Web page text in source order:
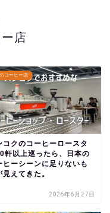
店
コーヒー店
コクのコーヒーロースタ
軒以上巡ったら、日本の
ヒーシーンに足りないも
見えてきた。
2026年6月27日